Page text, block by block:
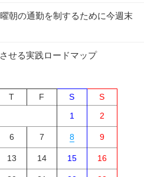
朝の通勤を制するために今週末
せる実践ロードマップ
T F S
S
1
2
6 7 8 9
13 14 15 16